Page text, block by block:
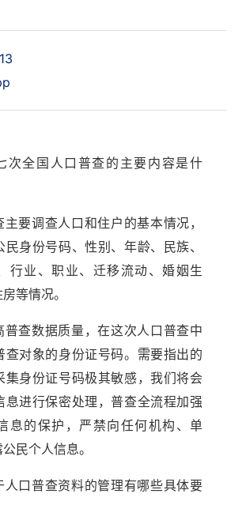
次全国人口普查的主要内容是什
要调查人口和住户的基本情况，
身份号码、性别、年龄、民族、
行业、职业、迁移流动、婚姻生
等情况。
普查数据质量，在这次人口普查中
查对象的身份证号码。需要指出的
集身份证号码极其敏感，我们将会
息进行保密处理，普查全流程加强
息的保护，严禁向任何机构、单
民个人信息。
人口普查资料的管理有哪些具体要